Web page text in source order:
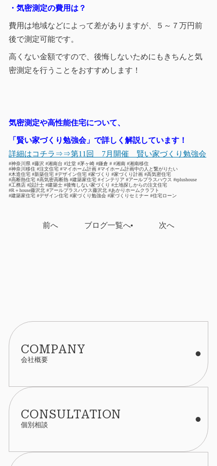
・気密測定の費用は？
費用は地域などによって差がありますが、５～７万円前
後で測定可能です。
高くない金額ですので、後悔しないためにもきちんと気
密測定を行うことをおすすめします！
気密測定や高性能住宅について、
「賢い家づくり勉強会」で詳しく解説しています！
詳細はコチラ⇒⇒第11回 7月開催 賢い家づくり勉強会
#神奈川県 #藤沢 #湘南台 #辻堂 #茅ヶ崎 #鎌倉 # #湘南 #湘南移住
#神奈川移住 #注文住宅 #マイホーム計画 #マイホーム計画中の人と繋がりたい
#木造住宅 #新築住宅 #デザイン住宅 #家づくり #家づくり計画 #高気密住宅
#高断熱住宅 #高気密高断熱 #建築家住宅 #インテリア #アールプラスハウス #rplushouse
#工務店 #設計士 #建築士 #後悔しない家づくり #土地探しからの注文住宅
#R＋house藤沢北 #アールプラスハウス藤沢北 #あかりホームクラフト
#建築家住宅 #デザイン住宅 #家づくり勉強会 #家づくりセミナー #住宅ローン
前へ ブログ一覧へ 次へ
COMPANY
会社概要
CONSULTATION
個別相談